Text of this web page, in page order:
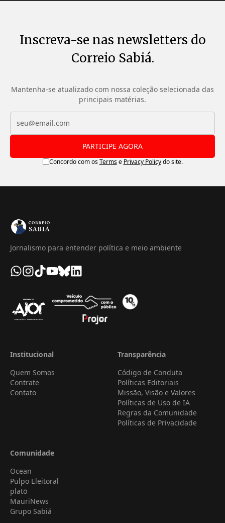
Inscreva-se nas newsletters do
Correio Sabiá.
Mantenha-se atualizado com nossa coleção selecionada das
principais matérias.
PARTICIPE AGORA
Concordo com osTermse Privacy Policydo site.
Jornalismo para entender política e meio ambiente
Institucional
Quem Somos
Contrate
Contato
Transparência
Código de Conduta
Políticas Editoriais
Missão, Visão e Valores
Políticas de Uso de IA
Regras da Comunidade
Políticas de Privacidade
Comunidade
Ocean
Pulpo Eleitoral
platō
MauriNews
Grupo Sabiá